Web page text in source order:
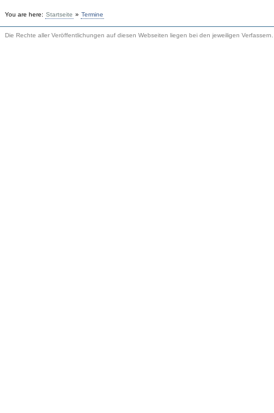
You are here: Startseite » Termine
Die Rechte aller Veröffentlichungen auf diesen Webseiten liegen bei den jeweiligen